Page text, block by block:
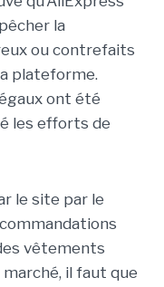
la
ou contrefaits
plateforme.
ont été
les efforts de
le site par le
vêtements
il faut que